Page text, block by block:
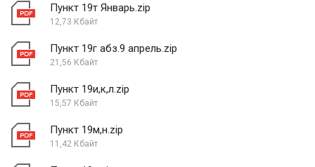
Пункт 19т Январь.zip
12,73 Кбайт
Пункт 19г абз.9 апрель.zip
21,56 Кбайт
Пункт 19и,к,л.zip
15,57 Кбайт
Пункт 19м,н.zip
11,42 Кбайт